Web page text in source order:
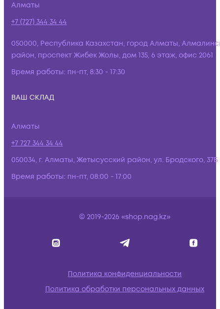
Алматы
+7 (727) 344 34 44
050000, Республика Казахстан, город Алматы,
район, проспект Жибек Жолы, дом 135, 6 этаж, офис 2061
Время работы: пн-пт, 8:30 - 17:30
ВАШ СКЛАД
Алматы
+7 727 344 34 44
050034, г. Алматы, Жетысусский район, ул. Бродского, 37Б
Время работы: пн-пт, 08:00 - 17:00
© 2019-2026 «shop.nag.kz»
Политика конфиденциальности
Политика обработки персональных данных